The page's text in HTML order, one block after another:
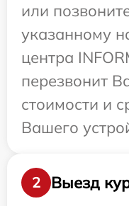
или
указанному
центра
перезвонит
стоимости и
Вашего
2 Выезд